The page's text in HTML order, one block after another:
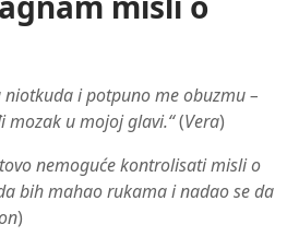
niotkuda i potpuno me obuzmu –
mozak u mojoj glavi.“(Vera)
nemoguće kontrolisati misli o
bih mahao rukama i nadao se da
)